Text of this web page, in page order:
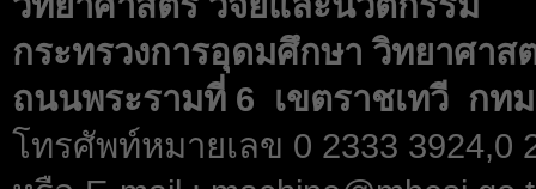
กระทรวงการอุดมศึกษา วิทยาศาส
ถนนพระรามที่ 6 เขตราชเทวี กทม
โทรศัพท์หมายเลข 0 2333 3924,0